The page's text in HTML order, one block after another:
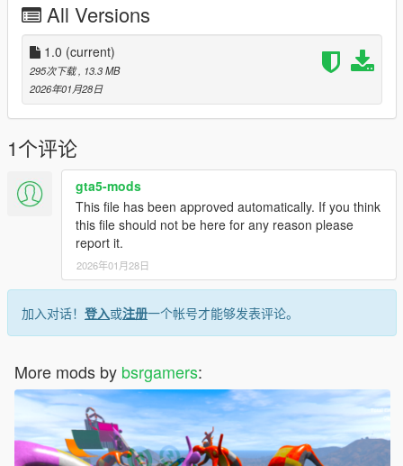
All Versions
1.0 (current)
295次下载 , 13.3 MB
2026年01月28日
1个评论
gta5-mods
This file has been approved automatically. If you think
this file should not be here for any reason please
report it.
2026年01月28日
加入对话！ 登入或注册一个帐号才能够发表评论。
More mods by bsrgamers: